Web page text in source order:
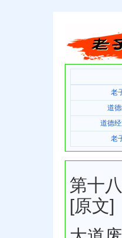
老
道
道德
老
第十
[原文]